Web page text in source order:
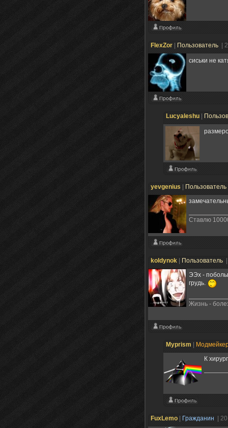
FlexZor Пользователь |
сиськи не
Lucyaleshu
yevgenius
Пользователь
Ставлю
koldynok Пользователь
ЭЭх -
грудь.
Жизнь -
Myprism
К
FuxLemo Гражданин |